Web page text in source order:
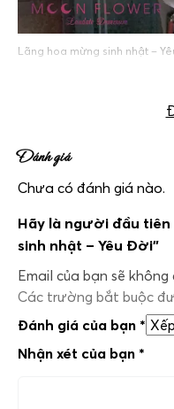
Lãng hoa mừng sinh nhật –
Đánh giá
Chưa có đánh giá nào.
Hãy là người đầu tiên
sinh nhật – Yêu Đời”
Email của bạn sẽ
Các trường bắt buộc
Đánh giá của bạn *
Nhận xét của bạn *